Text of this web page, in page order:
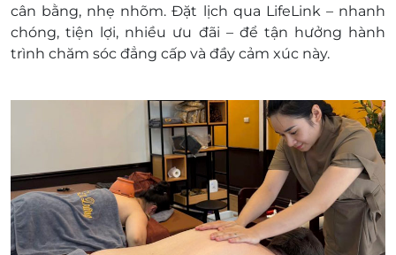
Kể từ khi đổi quà trong vòng 8 giờ làm
việc (08h30 - 20h từ T2 - T6), Quý khách
sẽ nhận được cuộc gọi từ LifeLink qua số
Để biết thêm chi tiết, khách hàng vui
lòng liên hệ LifeLink trong giờ làm việc
theo số điện thoại 1900 2065 hoặc để
được hỗ trợ.
Điều kiện sử dụng
E-voucher sẽ không được hoàn lại tiền thừa
và không có giá trị quy đổi thành tiền mặt.
cân bằng, nhẹ nhõm. Đặt lịch qua LifeLink – nhanh
chóng, tiện lợi, nhiều ưu đãi – để tận hưởng hành
trình chăm sóc đẳng cấp và đầy cảm xúc này.